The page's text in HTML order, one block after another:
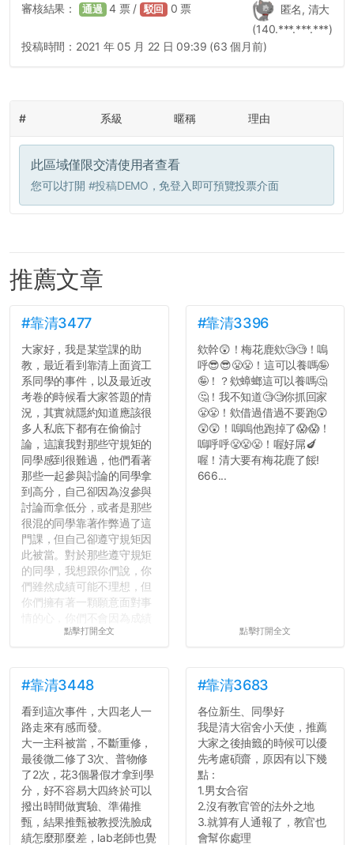
匿名, 清大
(140.***.***.***)
審核結果： 通過 4 票 / 駁回 0 票
投稿時間： 2021 年 05 月 22 日 09:39 (63 個月前)
# 系級 暱稱 理由
此區域僅限交清使用者查看
您可以打開 #投稿DEMO ，免登入即可預覽投票介面
推薦文章
#靠清3477
大家好，我是某堂課的助
教，最近看到靠清上面資工
系同學的事件，以及最近改
考卷的時候看大家答題的情
況，其實就隱約知道應該很
多人私底下都有在偷偷討
論，這讓我對那些守規矩的
同學感到很難過，他們看著
那些一起參與討論的同學拿
到高分，自己卻因為沒參與
討論而拿低分，或者是那些
很混的同學靠著作弊過了這
門課，但自己卻遵守規矩因
此被當。對於那些遵守規矩
的同學，我想跟你們說，你
們雖然成績可能不理想，但
你們擁有著一顆願意面對事
壓力而選擇逃避(作弊)，在
績無法體現你們的努力，但
往後你們正直的態度一定會
讓你們在社會上適應得更
好。最後，那些作弊的同
學，你們要瞭解到作弊對你
們而言是沒有任何好處的，
大學是你們唯一可以勇敢認
錯但不需要付出太大代價的
地方，你們在這時候如果不
會學會...
點擊打開全文
#靠清3396
欸幹😲！梅花鹿欸🧐🧐！嗚
呼😎😎😤😤！這可以養嗎🤪
🤪！？欸蟑螂這可以養嗎🤔
🤔！我不知道🧐🧐你抓回家
😤😤！欸借過借過不要跑😲
😲😲！嗚嗚他跑掉了😱😱！
嗚呼呼😤😤😤！喔好屌🍆
喔！清大要有梅花鹿了餒!
666...
點擊打開全文
#靠清3448
看到這次事件，大四老人一
路走來有感而發。
大一主科被當，不斷重修，
最後微二修了3次、普物修
了2次，花3個暑假才拿到學
分，好不容易大四終於可以
撥出時間做實驗、準備推
甄，結果推甄被教授洗臉成
績怎麼那麼差，lab老師也覺
#靠清3683
各位新生、同學好
我是清大宿舍小天使，推薦
大家之後抽籤的時候可以優
先考慮碩齋，原因有以下幾
點：
1.男女合宿
2.沒有教官管的法外之地
3.就算有人通報了，教官也
會幫你處理